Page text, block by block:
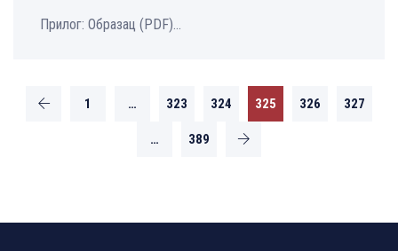
Прилог: Образац (PDF)...
1 … 323 324 325 326 327
… 389